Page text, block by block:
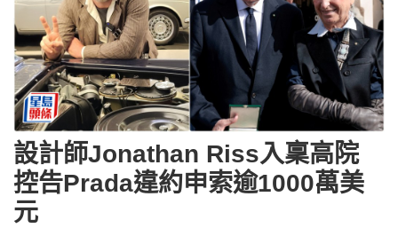
設計師Jonathan Riss入稟高院
控告Prada違約申索逾1000萬美
元